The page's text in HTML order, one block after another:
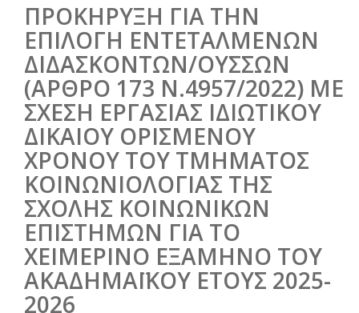
ΠΡΟΚΗΡΥΞΗ ΓΙΑ ΤΗΝ
ΕΠΙΛΟΓΗ ΕΝΤΕΤΑΛΜΕΝΩΝ
ΔΙΔΑΣΚΟΝΤΩΝ/ΟΥΣΣΩΝ
(ΑΡΘΡΟ 173 Ν.4957/2022) ΜΕ
ΣΧΕΣΗ ΕΡΓΑΣΙΑΣ ΙΔΙΩΤΙΚΟΥ
ΔΙΚΑΙΟΥ ΟΡΙΣΜΕΝΟΥ
ΧΡΟΝΟΥ ΤΟΥ ΤΜΗΜΑΤΟΣ
ΚΟΙΝΩΝΙΟΛΟΓΙΑΣ ΤΗΣ
ΣΧΟΛΗΣ ΚΟΙΝΩΝΙΚΩΝ
ΕΠΙΣΤΗΜΩΝ ΓΙΑ ΤΟ
ΧΕΙΜΕΡΙΝΟ ΕΞΑΜΗΝΟ ΤΟΥ
ΑΚΑΔΗΜΑΪΚΟΥ ΕΤΟΥΣ 2025-
2026